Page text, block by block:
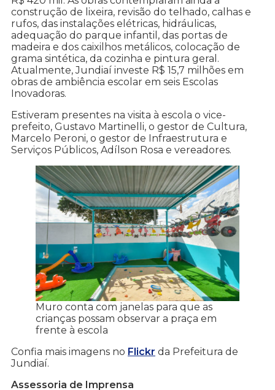
construção de lixeira, revisão do telhado, calhas e
rufos, das instalações elétricas, hidráulicas,
adequação do parque infantil, das portas de
madeira e dos caixilhos metálicos, colocação de
grama sintética, da cozinha e pintura geral.
Atualmente, Jundiaí investe R$ 15,7 milhões em
obras de ambiência escolar em seis Escolas
Inovadoras.
Estiveram presentes na visita à escola o vice-
prefeito, Gustavo Martinelli, o gestor de Cultura,
Marcelo Peroni, o gestor de Infraestrutura e
Serviços Públicos, Adílson Rosa e vereadores.
Muro conta com janelas para que as
crianças possam observar a praça em
frente à escola
Confia mais imagens no Flickr da Prefeitura de
Jundiaí.
Assessoria de Imprensa